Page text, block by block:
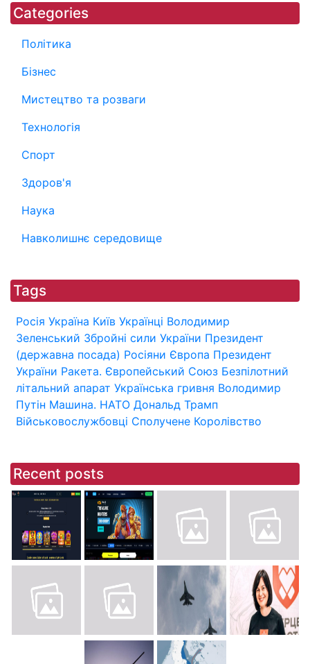
Categories
Політика
Бізнес
Мистецтво та розваги
Технологія
Спорт
Здоров'я
Наука
Навколишнє середовище
Tags
Росія Україна Київ Українці Володимир
Зеленський Збройні сили України Президент
(державна посада) Росіяни Європа Президент
України Ракета. Європейський Союз Безпілотний
літальний апарат Українська гривня Володимир
Путін Машина. НАТО Дональд Трамп
Військовослужбовці Сполучене Королівство
Recent posts